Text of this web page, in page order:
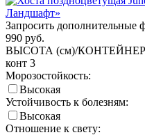
Запросить дополнительные
990 руб.
ВЫСОТА (см)/КОНТЕЙНЕР
конт 3
Морозостойкость:
Высокая
Устойчивость к болезням:
Высокая
Отношение к свету: